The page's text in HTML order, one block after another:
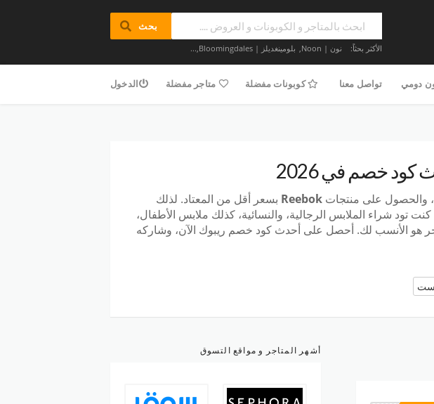
بحث
الأكثر بحثاً: نون | Noon , بلومينغديلز | Bloomingdales ,...
دومي تواصل معنا كوبونات مفضلة متاجر مفضلة الدخول
كود خصم في 2026
والحصول على منتجات Reebok بسعر أقل من المعتاد. لذلك
تود شراء الملابس الرجالية، والنسائية، كذلك ملابس الأطفال،
هو الأنسب لك. أحصل على أحدث كود خصم ريبوك الآن، وشاركه
أشهر المتاجر و مواقع التسوق